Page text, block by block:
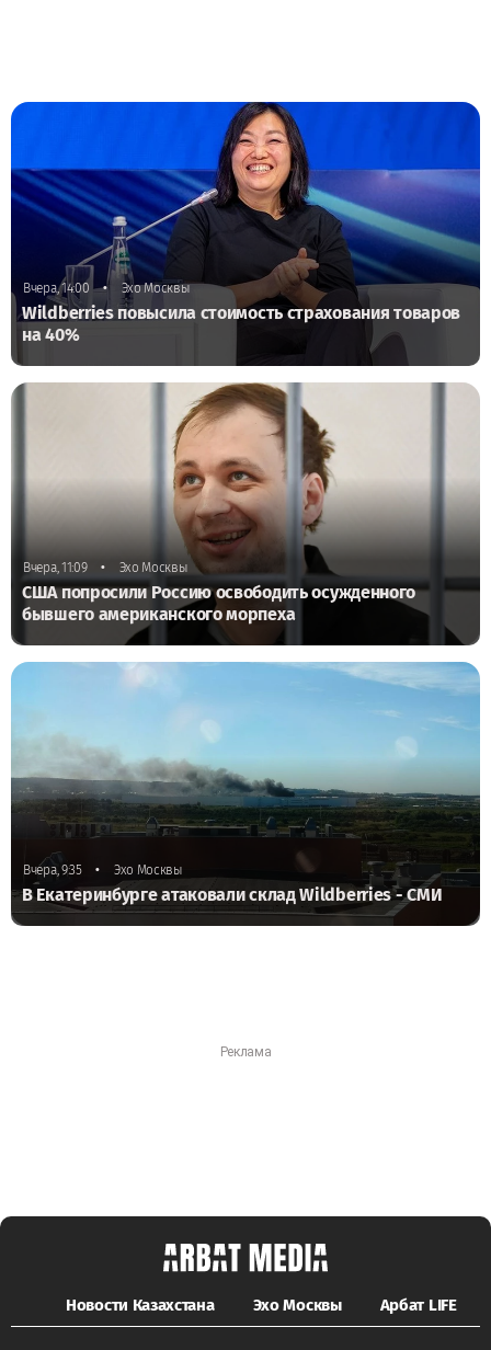
Вчера, 14:00 • Эхо Москвы
Wildberries повысила стоимость страхования товаров
на 40%
Вчера, 11:09 • Эхо Москвы
США попросили Россию освободить осужденного
бывшего американского морпеха
Вчера, 9:35 • Эхо Москвы
В Екатеринбурге атаковали склад Wildberries - СМИ
Новости Казахстана Эхо Москвы Арбат LIFE